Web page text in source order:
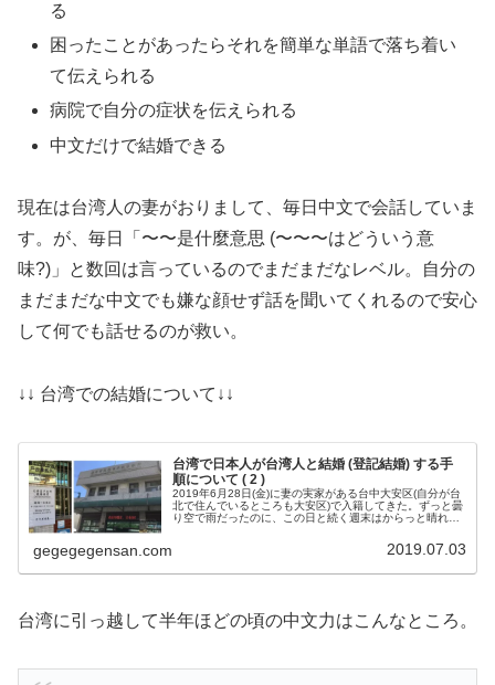
る
困ったことがあったらそれを簡単な単語で落ち着い
て伝えられる
病院で自分の症状を伝えられる
中文だけで結婚できる
現在は台湾人の妻がおりまして、毎日中文で会話していま
す。が、毎日「〜〜是什麼意思 (〜〜〜はどういう意
味?)」と数回は言っているのでまだまだなレベル。自分の
まだまだな中文でも嫌な顔せず話を聞いてくれるので安心
して何でも話せるのが救い。
↓↓ 台湾での結婚について↓↓
台湾で日本人が台湾人と結婚 (登記結婚) する手
順について ( 2 )
2019年6月28日(金)に妻の実家がある台中大安区(自分が台
北で住んでいるところも大安区)で入籍してきた。ずっと曇
り空で雨だったのに、この日と続く週末はからっと晴れた
gegegegensan.com 2019.07.03
台湾に引っ越して半年ほどの頃の中文力はこんなところ。